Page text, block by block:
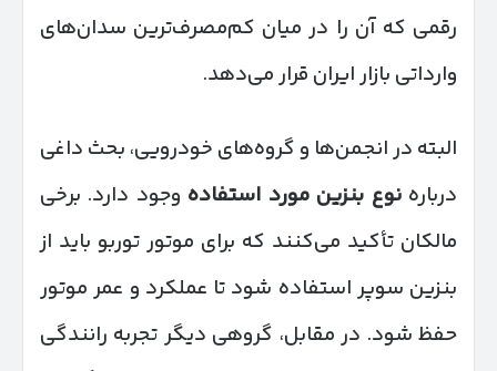
رقمی که آن را در میان کم‌مصرف‌ترین سدان‌های
وارداتی بازار ایران قرار می‌دهد.
البته در انجمن‌ها و گروه‌های خودرویی، بحث داغی
دربارهنوع بنزین مورد استفاده وجود دارد. برخی
مالکان تأکید می‌کنند که برای موتور توربو باید از
بنزین سوپر استفاده شود تا عملکرد و عمر موتور
حفظ شود. در مقابل، گروهی دیگر تجربه رانندگی